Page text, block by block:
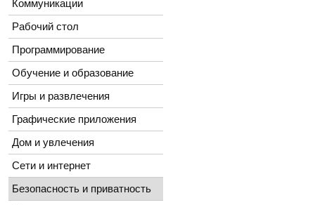
Коммуникации
Рабочий стол
Программирование
Обучение и образование
Игры и развлечения
Графические приложения
Дом и увлечения
Сети и интернет
Безопасность и приватность